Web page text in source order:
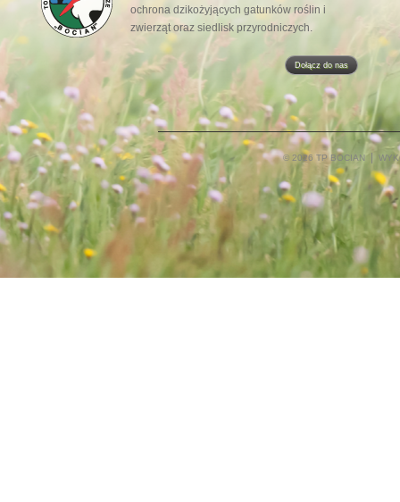
ochrona dzikożyjących gatunków roślin i
zwierząt oraz siedlisk przyrodniczych.
Dołącz do nas
© 2026 TP BOCIAN